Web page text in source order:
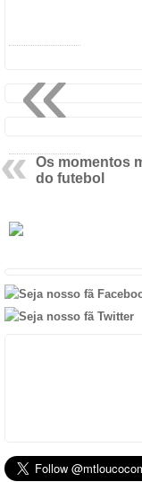
Os momentos
do futebol
«